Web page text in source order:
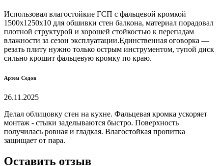
Использовал влагостойкие ГСП с фальцевой кромкой
1500х1250х10 для обшивки стен балкона, материал порадовал
плотной структурой и хорошей стойкостью к перепадам
влажности за сезон эксплуатации.Единственная оговорка —
резать плиту нужно только острым инструментом, тупой диск
сильно крошит фальцевую кромку по краю.
Артем Седов
26.11.2025
Делал облицовку стен на кухне. Фальцевая кромка ускоряет
монтаж - стыки заделываются быстро. Поверхность
получилась ровная и гладкая. Влагостойкая пропитка
защищает от пара.
Оставить отзыв